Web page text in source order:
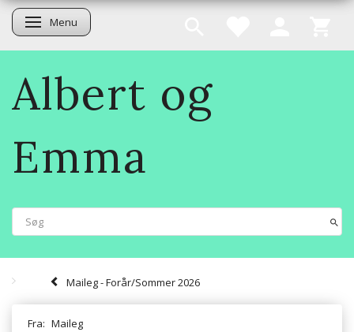
Skifte navigation
Menu
Albert og
Emma
Maileg - Forår/Sommer 2026
Fra: Maileg